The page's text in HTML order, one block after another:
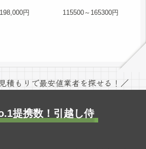
円 115500～165300円
積もりで最安値業者を探せる！／
提携数！引越し侍